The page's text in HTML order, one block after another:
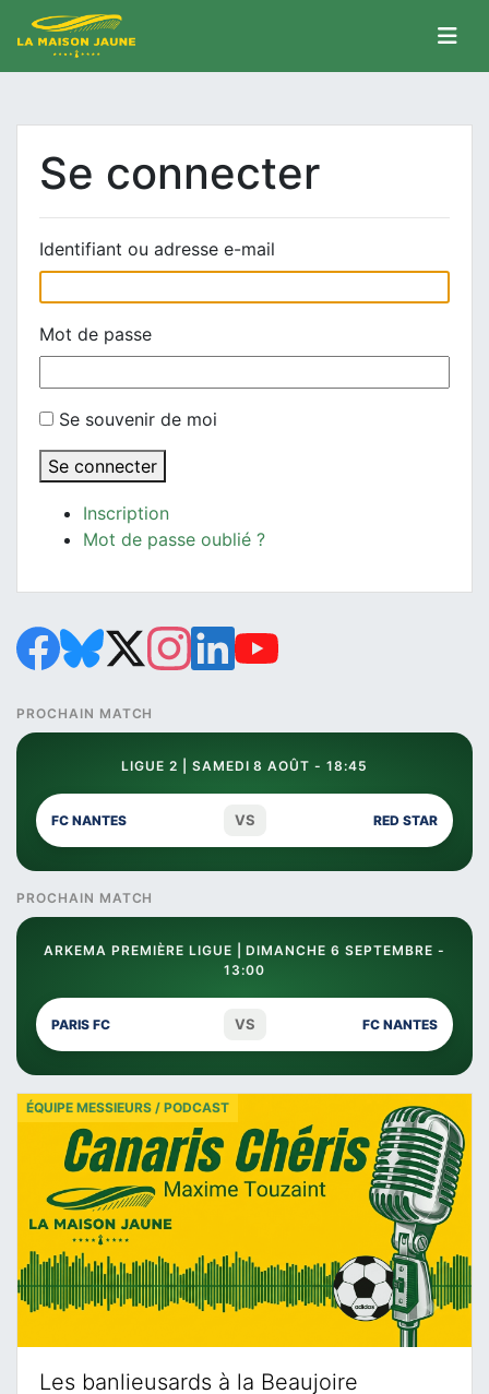
Se connecter
Identifiant ou adresse e-mail
Mot de passe
Se souvenir de moi
Se connecter
Inscription
Mot de passe oublié ?
PROCHAIN MATCH
LIGUE 2 | SAMEDI 8 AOÛT - 18:45
FC NANTES VS RED STAR
PROCHAIN MATCH
ARKEMA PREMIÈRE LIGUE | DIMANCHE 6 SEPTEMBRE -
13:00
PARIS FC VS FC NANTES
Les banlieusards à la Beaujoire
ÉQUIPE MESSIEURS / PODCAST